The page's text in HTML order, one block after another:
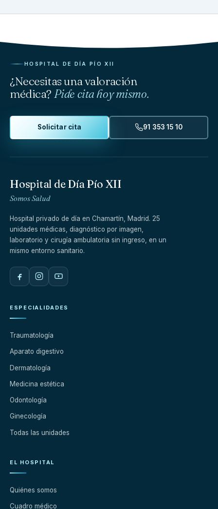
HOSPITAL DE DÍA PÍO XII
¿Necesitas una valoración
médica? Pide cita hoy mismo.
Solicitar cita 91 353 15 10
Hospital de Día Pío XII
Somos Salud
Hospital privado de día en Chamartín, Madrid. 25
unidades médicas, diagnóstico por imagen,
laboratorio y cirugía ambulatoria sin ingreso, en un
mismo entorno sanitario.
ESPECIALIDADES
Traumatología
Aparato digestivo
Dermatología
Medicina estética
Odontología
Ginecología
Todas las unidades
EL HOSPITAL
Quiénes somos
Cuadro médico